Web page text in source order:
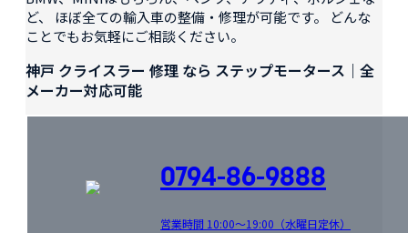
ど、 ほぼ全ての輸入車の整備・修理が可能です。 どんな
ことでもお気軽にご相談ください。
神戸 クライスラー 修理 なら ステップモータース｜全
メーカー対応可能
0794-86-9888
営業時間 10:00～19:00（水曜日定休）